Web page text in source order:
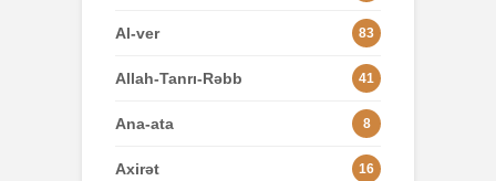
Al-ver 83
Allah-Tanrı-Rəbb 41
Ana-ata 8
Axirət 16